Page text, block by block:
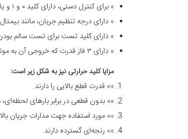
» برای کنترل دستی، دارای کلید ۰ و ۱ و یا شاسی قطع و وصل است.
» دارای درجه‌ تنظیم جریان، مانند بیمتال‌ها است که درجه‌
» دارای کلید تست برای تست سالم
» دارای ۳ فاز قدرت که خروجی آن به موتور و ورودی آن به برق متصل است.
مزایا کلید حرارتی نیز به شکل زیر است:
»» قدرت قطع بالایی را دارند.
»» بدون قطعی در برابر بارهای لحظه‌ای،
»» مورد استفاده جهت مدارات جریان
»» رنجه‌ای گسترده‌ دارند.